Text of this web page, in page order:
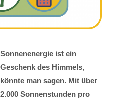
Sonnenenergie ist ein
Geschenk des Himmels,
könnte man sagen. Mit über
2.000 Sonnenstunden pro